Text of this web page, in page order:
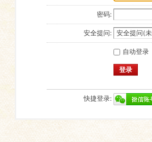
密码:
安全提问:
自动登录
登录
快捷登录: